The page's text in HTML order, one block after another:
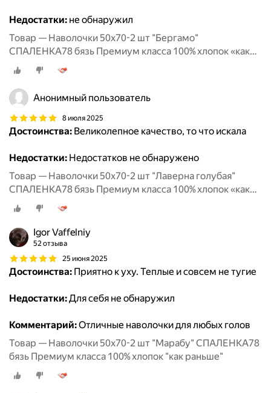
Недостатки: не обнаружил
Товар — Наволочки 50х70-2 шт "Бергамо"
СПАЛЕНКА78 бязь Премиум класса 100% хлопок «как
раньше»
Анонимный пользователь
8 июля 2025
Достоинства: Великолепное качество, то что искала
Недостатки: Недостатков не обнаружено
Товар — Наволочки 50х70-2 шт "Лаверна голубая"
СПАЛЕНКА78 бязь Премиум класса 100% хлопок «как
раньше»
Igor Vaffelniy
52 отзыва
25 июня 2025
Достоинства: Приятно к уху. Теплые и совсем не тугие
Недостатки:Для себя не обнаружил
Комментарий:Отличные наволочки для любых голов
Товар — Наволочки 50х70-2 шт "Марабу" СПАЛЕНКА78
бязь Премиум класса 100% хлопок "как раньше"